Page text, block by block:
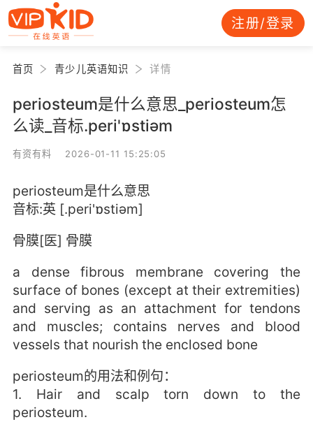
注册/登录
首页 青少儿英语知识 详情
periosteum是什么意思_periosteum怎
么读_音标.peri'ɒstiәm
有资有料 2026-01-11 15:25:05
periosteum是什么意思
音标:英 [.peri'ɒstiәm]
骨膜[医] 骨膜
a dense fibrous membrane covering the
surface of bones (except at their extremities)
and serving as an attachment for tendons
and muscles; contains nerves and blood
vessels that nourish the enclosed bone
periosteum的用法和例句：
1. Hair and scalp torn down to the
periosteum.